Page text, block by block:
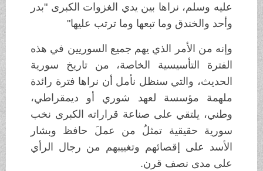
عليه وسلم، نراها بين يدي الغزوات الكبرى "بدر
وأحد والخندق وما تبعها وما ترتب عليها"
وإنه من الأمر الذي يهم جميع السوريين في هذه
الفترة التأسيسية الخاصة، من تاريخ سورية
الحديث، والتي سنظل نأمل أن نراها فترة رائدة
ملهمة مؤسسة لعهد شوري أو ديمقراطي،
وطني، يلتقي على صناعة قراراته الكبرى نخب
سورية حقيقية تمثلُ من عملَ حافظ وبشار
الأسد على إقصائهم وتغييبهم من رجال الرأي
على مدى نصف قرن.